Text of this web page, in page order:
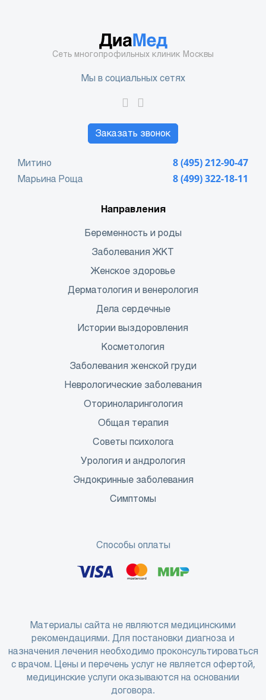
Сеть многопрофильных клиник Москвы
Мы в социальных сетях
Заказать звонок
8 (495) 212-90-47
Митино
8 (499) 322-18-11
Марьина Роща
Направления
Беременность и роды
Заболевания ЖКТ
Женское здоровье
Дерматология и венерология
Дела сердечные
Истории выздоровления
Косметология
Заболевания женской груди
Неврологические заболевания
Оториноларингология
Общая терапия
Советы психолога
Урология и андрология
Эндокринные заболевания
Симптомы
Способы оплаты
Материалы сайта не являются медицинскими
рекомендациями. Для постановки диагноза и
назначения лечения необходимо проконсультироваться
с врачом. Цены и перечень услуг не является офертой,
медицинские услуги оказываются на основании
договора.